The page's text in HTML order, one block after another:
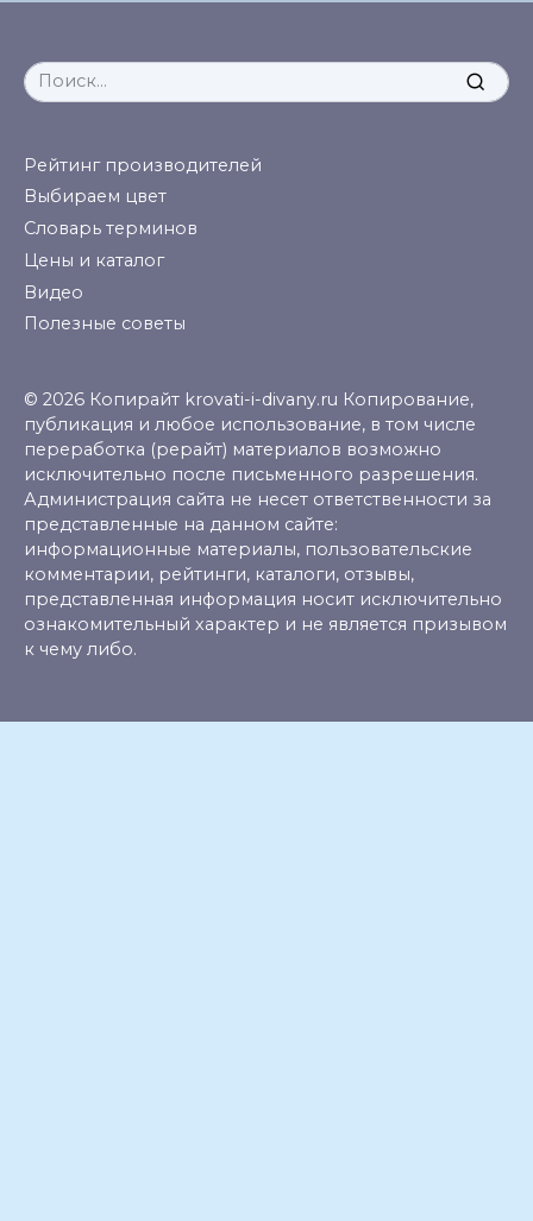
Search
for:
Рейтинг производителей
Выбираем цвет
Словарь терминов
Цены и каталог
Видео
Полезные советы
© 2026 Копирайт krovati-i-divany.ru Копирование,
публикация и любое использование, в том числе
переработка (рерайт) материалов возможно
исключительно после письменного разрешения.
Администрация сайта не несет ответственности за
представленные на данном сайте:
информационные материалы, пользовательские
комментарии, рейтинги, каталоги, отзывы,
представленная информация носит исключительно
ознакомительный характер и не является призывом
к чему либо.